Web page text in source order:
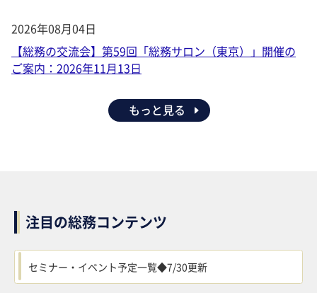
2026年08月04日
【総務の交流会】第59回「総務サロン（東京）」開催の
ご案内：2026年11月13日
もっと見る
注目の総務コンテンツ
セミナー・イベント予定一覧◆7/30更新